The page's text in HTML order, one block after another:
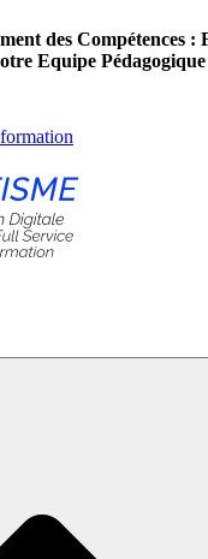
des Compétences :
Equipe